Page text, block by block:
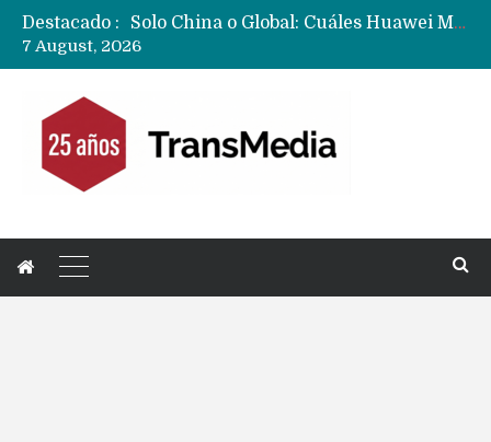
Destacado :
Data Centers de Huawei en Chile, México, Brasil,Perú y Argentina podrían verse afectados por arremetida de EE.UU
7 August, 2026